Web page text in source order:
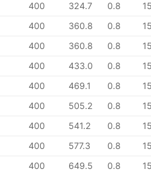
400 324.7 0.8
400 360.8 0.8
400 360.8 0.8
400 433.0 0.8
400 469.1 0.8
400 505.2 0.8
400 541.2 0.8
400 577.3 0.8
400 649.5 0.8